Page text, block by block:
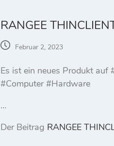
RANGEE
Februar 2, 2023
Es ist ein neues Produkt
#Computer #Hardware
…
Der Beitrag RANGEE